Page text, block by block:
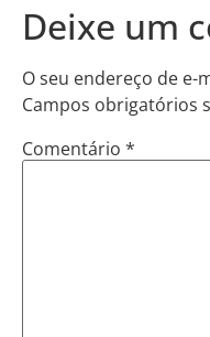
Deixe um
O seu endereço de e-
Campos obrigatórios
Comentário *